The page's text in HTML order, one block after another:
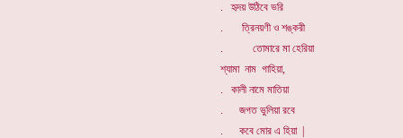
. হৃদয় উঠিবে ভরি
. ত্রিনয়ণী ও শঙ্করী
. তোমারে মা হেরিয়া
শ্যামা নাম গাহিয়া,
. কালী নামে মাতিয়া
. জগত ভুলিয়া রবে
. কবে মোর এ হিয়া |